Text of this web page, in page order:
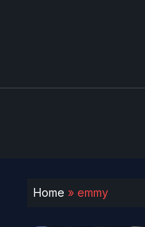
Home » emmy